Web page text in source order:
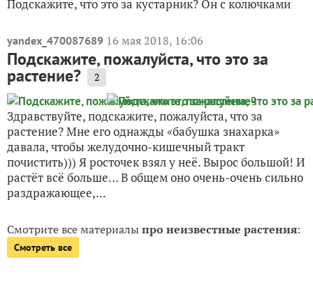
Подскажите, что это за кустарник? Он с колючками
yandex_470087689 16 мая 2018, 16:06
Подскажите, пожалуйста, что это за
растение? 2
Здравствуйте, подскажите, пожалуйста, что за
растение? Мне его однажды «бабушка знахарка»
давала, чтобы желудочно-кишечный тракт
почистить))) Я росточек взял у неё. Вырос большой! И
растёт всё больше… В общем оно очень-очень сильно
раздражающее,...
Смотрите все материалыпро неизвестные растения:
Смотреть все